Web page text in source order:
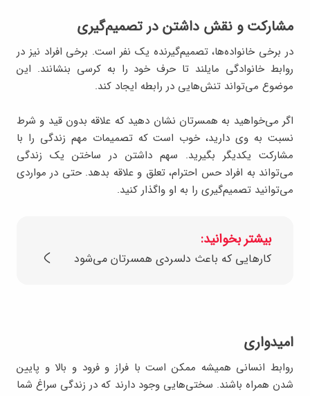
مشارکت و نقش داشتن در تصمیم‌گیری
در برخی خانواده‌ها، تصمیم‌گیرنده یک نفر است. برخی افراد نیز در
روابط خانوادگی مایلند تا حرف خود را به کرسی بنشانند. این
موضوع می‌تواند تنش‌هایی در رابطه ایجاد کند.
اگر می‌خواهید به همسرتان نشان دهید که علاقه بدون قید و شرط
نسبت به وی دارید، خوب است که تصمیمات مهم زندگی را با
مشارکت یکدیگر بگیرید. سهم داشتن در ساختن یک زندگی
می‌تواند به افراد حس احترام، تعلق و علاقه بدهد. حتی در مواردی
می‌توانید تصمیم‌گیری را به او واگذار کنید.
بیشتر بخوانید:
کارهایی که باعث دلسردی همسرتان می‌شود
امیدواری
روابط انسانی همیشه ممکن است با فراز و فرود و بالا و پایین
شدن همراه باشند. سختی‌هایی وجود دارند که در زندگی سراغ شما